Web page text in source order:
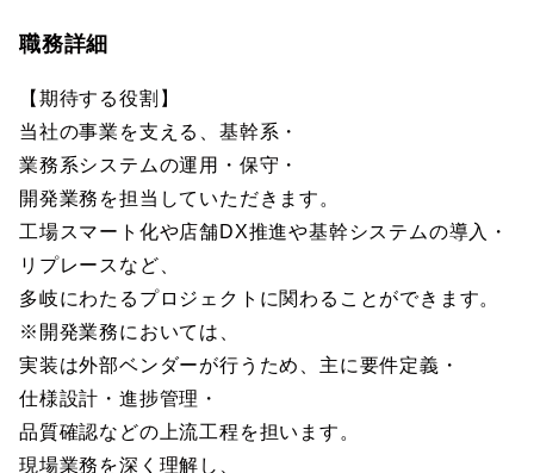
職務詳細
【期待する役割】
当社の事業を支える、基幹系・
業務系システムの運用・保守・
開発業務を担当していただきます。
工場スマート化や店舗DX推進や基幹システムの導入・
リプレースなど、
多岐にわたるプロジェクトに関わることができます。
※開発業務においては、
実装は外部ベンダーが行うため、主に要件定義・
仕様設計・進捗管理・
品質確認などの上流工程を担います。
現場業務を深く理解し、